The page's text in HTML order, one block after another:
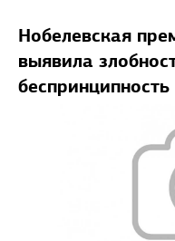
Нобелевская
выявила